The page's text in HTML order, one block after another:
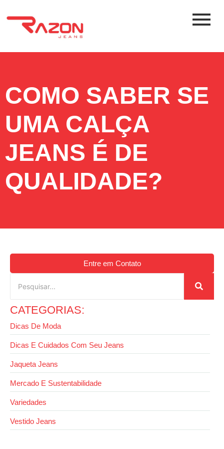
COMO SABER SE
UMA CALÇA
JEANS É DE
QUALIDADE?
Entre em Contato
CATEGORIAS:
Dicas De Moda
Dicas E Cuidados Com Seu Jeans
Jaqueta Jeans
Mercado E Sustentabilidade
Variedades
Vestido Jeans